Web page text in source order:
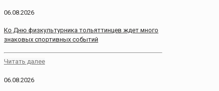
06.08.2026
Ко Дню физкультурника тольяттинцев ждет много
знаковых спортивных событий
Читать далее
06.08.2026